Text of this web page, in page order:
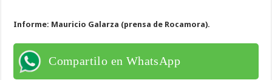
Informe: Mauricio Galarza (prensa de Rocamora).
Compartilo en WhatsApp